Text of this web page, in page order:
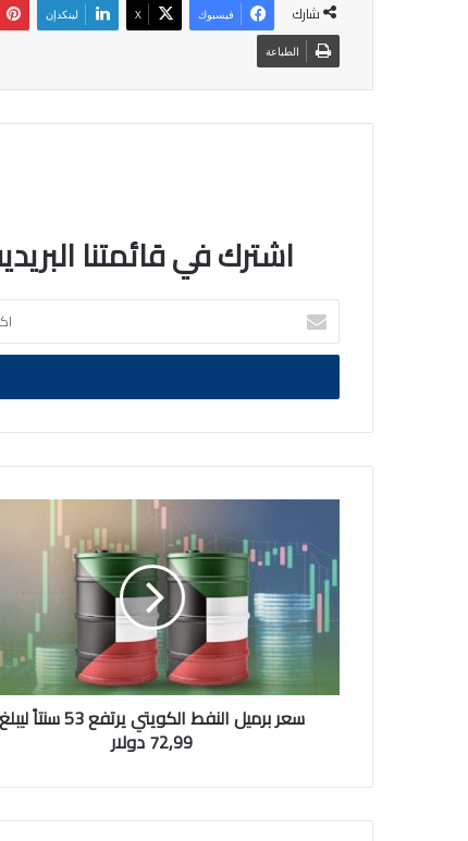
شارك فيسبوك ‫X لينكدإن
الطباعة
اشترك في قائمتنا
اكتب
بريدك
الالكتروني
النفط
الكويتي
يرتفع
72,99
سعر برميل النفط الكويتي يرتفع 53 سنتاً ليبلغ
72,99 دولار